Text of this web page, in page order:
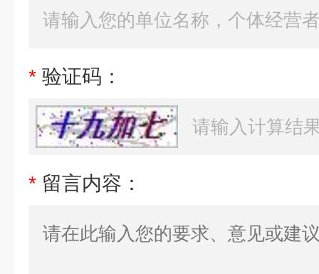
* 验证码：
* 留言内容：